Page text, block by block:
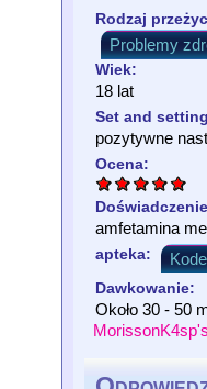
Rodzaj
Problemy
Wiek:
18 lat
Set and
pozytywne
Ocena:
amfetamina
apteka:
Dawkowanie:
Około 30 - 50